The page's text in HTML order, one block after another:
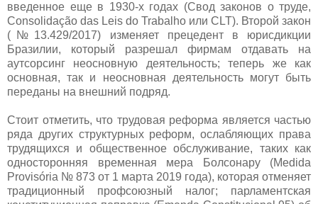
введенное еще в 1930-х годах (Свод законов о труде,
Consolidação das Leis do Trabalho или CLT). Второй закон
(№13.429/2017) изменяет прецедент в юрисдикции
Бразилии, который разрешал фирмам отдавать на
аутсорсинг неосновную деятельность; теперь же как
основная, так и неосновная деятельность могут быть
переданы на внешний подряд.
Стоит отметить, что трудовая реформа является частью
ряда других структурных реформ, ослабляющих права
трудящихся и общественное обслуживание, таких как
односторонняя временная мера Болсонару (Medida
Provisória № 873 от 1 марта 2019 года), которая отменяет
традиционный профсоюзный налог; парламентская